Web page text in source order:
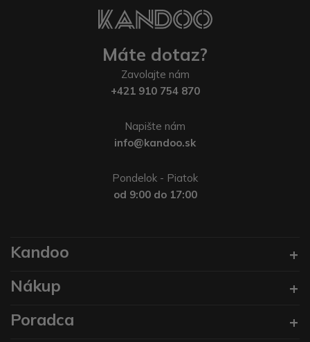
Máte dotaz?
Zavolajte nám
+421 910 754 870
Napište nám
info@kandoo.sk
Pondelok - Piatok
od 9:00 do 17:00
Kandoo
Nákup
Poradca